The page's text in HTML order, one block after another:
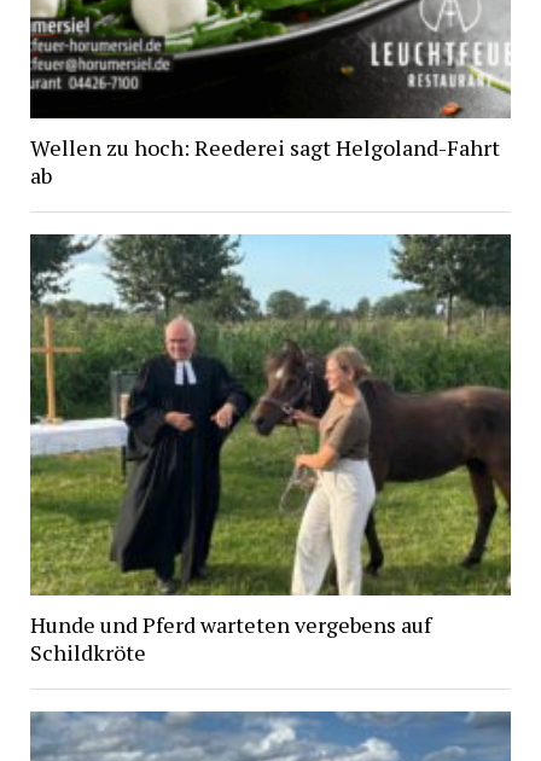
Wellen zu hoch: Reederei sagt Helgoland-Fahrt
ab
Hunde und Pferd warteten vergebens auf
Schildkröte